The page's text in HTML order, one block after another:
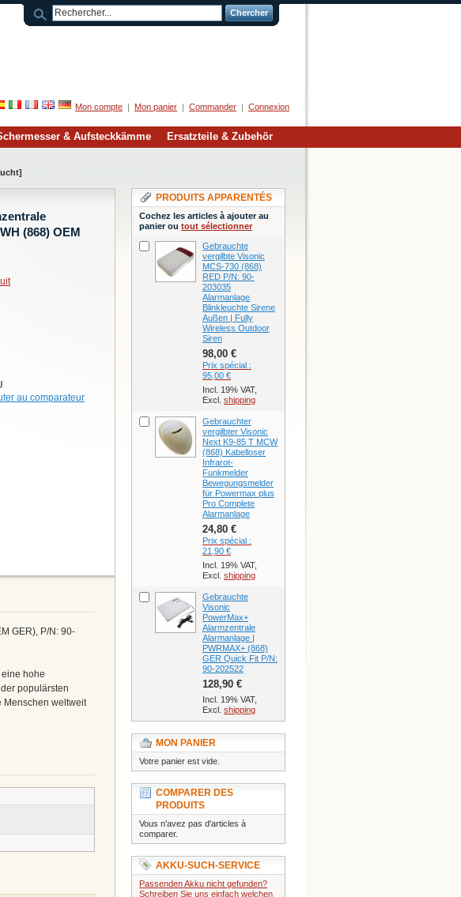
Chercher
Mon compte Mon panier Commander Connexion
& Aufsteckkämme Ersatzteile & Zubehör
(868) OEM
au comparateur
GER), P/N: 90-
hohe
populärsten
Menschen weltweit
PRODUITS APPARENTÉS
Cochez les articles à ajouter au
panier ou tout sélectionner
Gebrauchte
vergilbte Visonic
MCS-730 (868)
RED P/N: 90-
203035
Alarmanlage
Blinkleuchte Sirene
Außen | Fully
Wireless Outdoor
Siren
98,00 €
Prix spécial :
95,00 €
Incl. 19% VAT,
Excl. shipping
Gebrauchter
vergilbter Visonic
Next K9-85 T MCW
(868) Kabelloser
Infrarot-
Funkmelder
Bewegungsmelder
für Powermax plus
Pro Complete
Alarmanlage
24,80 €
Prix spécial :
21,90 €
Incl. 19% VAT,
Excl. shipping
Gebrauchte
Visonic
PowerMax+
Alarmzentrale
Alarmanlage |
PWRMAX+ (868)
GER Quick Fit P/N:
90-202522
128,90 €
Incl. 19% VAT,
Excl. shipping
MON PANIER
Votre panier est vide.
COMPARER DES
PRODUITS
Vous n'avez pas d'articles à
comparer.
AKKU-SUCH-SERVICE
Passenden Akku nicht gefunden?
Schreiben Sie uns einfach welchen